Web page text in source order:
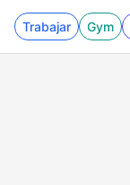
Trabajar Gym